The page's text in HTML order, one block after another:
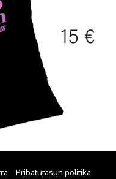
Pribatutasun politika